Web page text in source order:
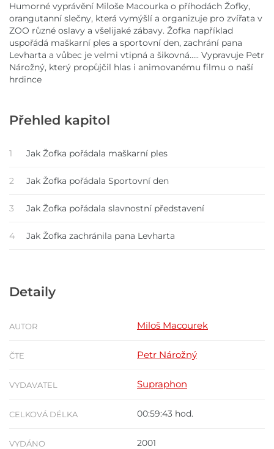
Humorné vyprávění Miloše Macourka o příhodách Žofky,
orangutanní slečny, která vymýšlí a organizuje pro zvířata v
ZOO různé oslavy a všelijaké zábavy. Žofka například
uspořádá maškarní ples a sportovní den, zachrání pana
Levharta a vůbec je velmi vtipná a šikovná..... Vypravuje Petr
Nárožný, který propůjčil hlas i animovanému filmu o naší
hrdince
Přehled kapitol
1 Jak Žofka pořádala maškarní ples
2 Jak Žofka pořádala Sportovní den
3 Jak Žofka pořádala slavnostní představení
4 Jak Žofka zachránila pana Levharta
Detaily
AUTOR Miloš Macourek
ČTE Petr Nárožný
VYDAVATEL Supraphon
CELKOVÁ DÉLKA 00:59:43 hod.
VYDÁNO 2001